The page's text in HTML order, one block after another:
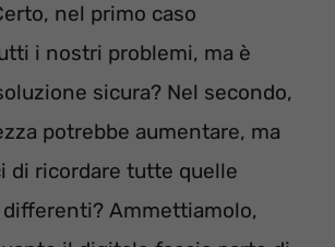
nel primo caso
i nostri problemi, ma è
sicura? Nel secondo,
potrebbe aumentare, ma
di ricordare tutte quelle
Ammettiamolo,